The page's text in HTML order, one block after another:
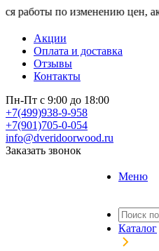
по изменению цен,
Акции
Оплата и доставка
Отзывы
Контакты
Пн-Пт с 9:00 до 18:00
+7(499)938-9-958
+7(901)705-0-054
info@dveridoorwood.ru
Заказать звонок
Меню
Каталог